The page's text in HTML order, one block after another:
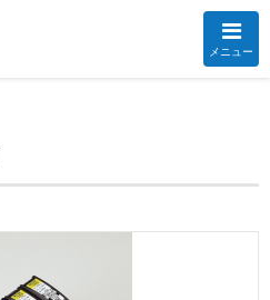
メニュー